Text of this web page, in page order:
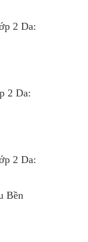
2 Da:
2 Da:
2 Da:
Bền